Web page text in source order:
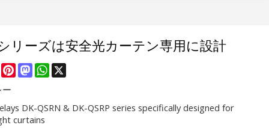
リーズは安全光カーテン専用に設計
Facebook
PinterestMastodonWhatsApp
DK-QSRN & DK-QSRP series specifically designed for
curtains